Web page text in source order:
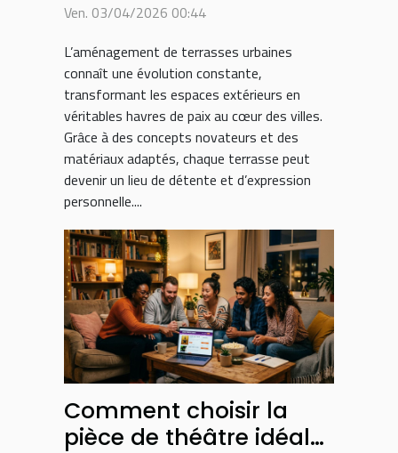
terrasses urbaines
Ven. 03/04/2026 00:44
L’aménagement de terrasses urbaines
connaît une évolution constante,
transformant les espaces extérieurs en
véritables havres de paix au cœur des villes.
Grâce à des concepts novateurs et des
matériaux adaptés, chaque terrasse peut
devenir un lieu de détente et d’expression
personnelle....
Comment choisir la
pièce de théâtre idéale